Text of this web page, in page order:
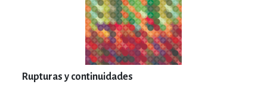
Rupturas y continuidades